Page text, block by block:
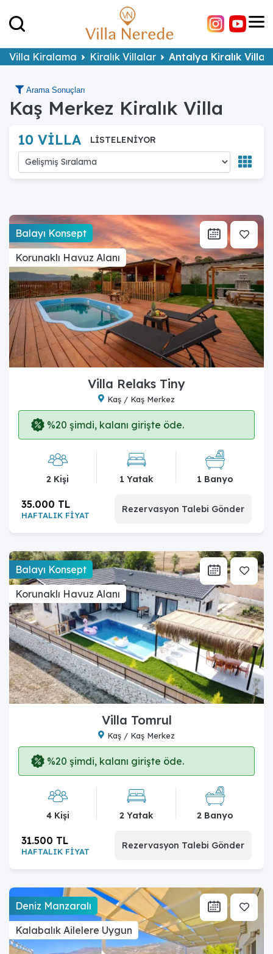
Villa Kiralama Kiralık Villalar Antalya Kiralık
Arama Sonuçları
Kaş Merkez Kiralık Villa
10 VİLLA LİSTELENİYOR
Balayı Konsept
Korunaklı Havuz Alanı
Villa Relaks Tiny
Kaş / Kaş Merkez
%20 şimdi, kalanı girişte öde.
2 Kişi 1 Yatak 1 Banyo
HAFTALIK FİYAT
35.000 TL Rezervasyon Talebi Gönder
Balayı Konsept
Korunaklı Havuz Alanı
Villa Tomrul
Kaş / Kaş Merkez
%20 şimdi, kalanı girişte öde.
4 Kişi 2 Yatak 2 Banyo
HAFTALIK FİYAT
31.500 TL Rezervasyon Talebi Gönder
Deniz Manzaralı
Kalabalık Ailelere Uygun